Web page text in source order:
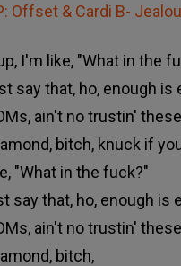
Offset & Cardi B-
I'm like, "What in the
say that, ho, enough is
ain't no trustin'
bitch, knuck if
"What in the fuck?"
say that, ho, enough is
ain't no trustin'
bitch,